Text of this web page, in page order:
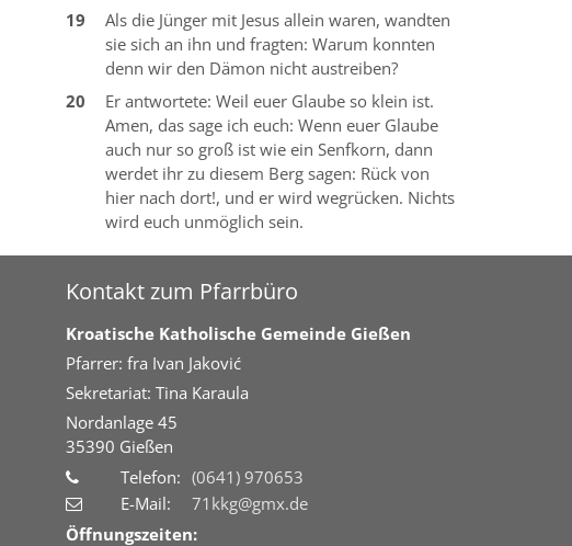
19
Als die Jünger mit Jesus allein waren, wandten
sie sich an ihn und fragten: Warum konnten
denn wir den Dämon nicht austreiben?
20
Er antwortete: Weil euer Glaube so klein ist.
Amen, das sage ich euch: Wenn euer Glaube
auch nur so groß ist wie ein Senfkorn, dann
werdet ihr zu diesem Berg sagen: Rück von
hier nach dort!, und er wird wegrücken. Nichts
wird euch unmöglich sein.
Kontakt zum Pfarrbüro
Kroatische Katholische Gemeinde Gießen
Pfarrer: fra Ivan Jaković
Sekretariat: Tina Karaula
Nordanlage 45
35390 Gießen
Telefon: (0641) 970653
E-Mail:
71kkg@gmx.de
Öffnungszeiten: